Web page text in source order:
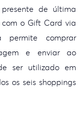
de última
como Gift Card via
permite comprar
e enviar ao
ser utilizado em
os seis shoppings